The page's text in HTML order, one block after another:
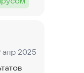
апр 2025